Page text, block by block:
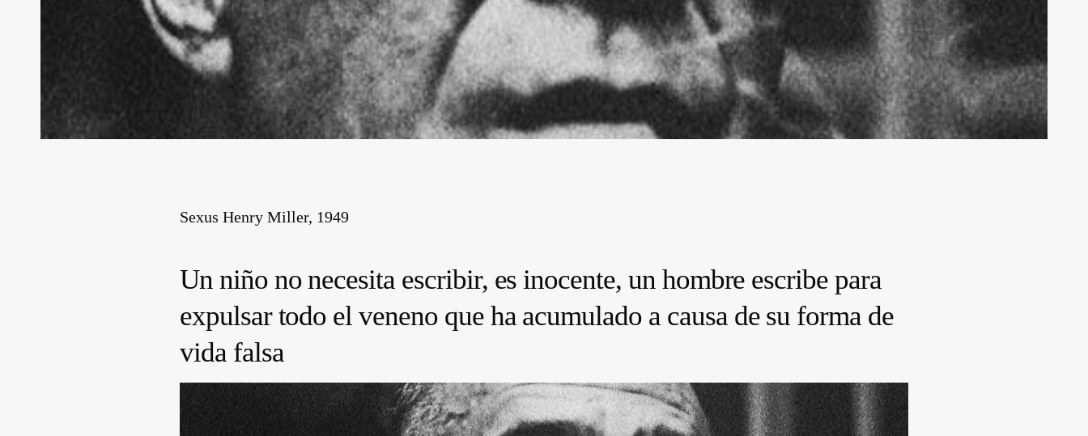
Sexus Henry Miller, 1949
Un niño no necesita escribir, es inocente, un hombre escribe para
expulsar todo el veneno que ha acumulado a causa de su forma de
vida falsa